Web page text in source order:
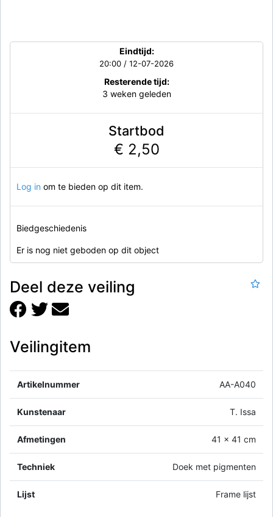
Eindtijd:
20:00 / 12-07-2026
Resterende tijd:
3 weken geleden
Startbod
€ 2,50
Log in om te bieden op dit item.
Biedgeschiedenis
Er is nog niet geboden op dit object
Deel deze veiling
Veilingitem
Artikelnummer AA-A040
Kunstenaar T. Issa
Afmetingen 41 x 41 cm
Techniek Doek met pigmenten
Lijst Frame lijst